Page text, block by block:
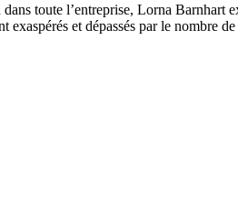
toute l’entreprise, Lorna Barnhart
et dépassés par le nombre